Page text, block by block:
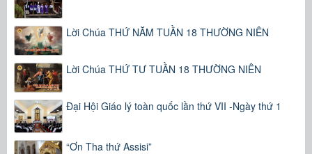
Lời Chúa THỨ NĂM TUẦN 18 THƯỜNG NIÊN
Lời Chúa THỨ TƯ TUẦN 18 THƯỜNG NIÊN
Đại Hội Giáo lý toàn quốc lần thứ VII -Ngày thứ 1
“Ơn Tha thứ Assisi”